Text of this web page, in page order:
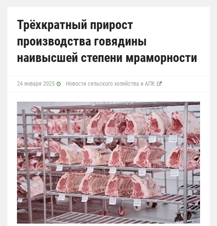
Трёхкратный прирост
производства говядины
наивысшей степени мраморности
24 января 2025 Новости сельского хозяйства и АПК